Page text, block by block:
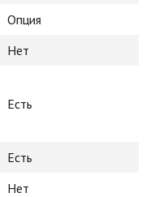
Опция
Нет
Есть
Есть
Нет